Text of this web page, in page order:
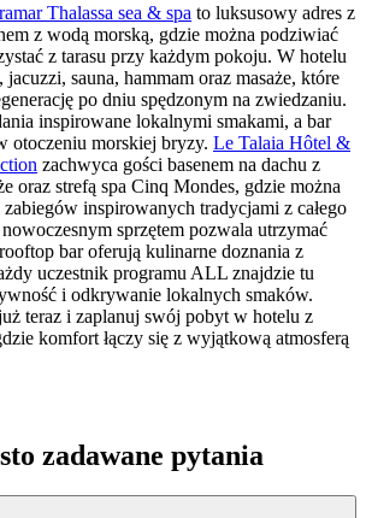
Thalassa sea & spa to luksusowy adres z
z wodą morską, gdzie można podziwiać
z tarasu przy każdym pokoju. W hotelu
jacuzzi, sauna, hammam oraz masaże, które
po dniu spędzonym na zwiedzaniu.
inspirowane lokalnymi smakami, a bar
otoczeniu morskiej bryzy. Le Talaia Hôtel &
zachwyca gości basenem na dachu z
oraz strefą spa Cinq Mondes, gdzie można
inspirowanych tradycjami z całego
sprzętem pozwala utrzymać
bar oferują kulinarne doznania z
uczestnik programu ALL znajdzie tu
i odkrywanie lokalnych smaków.
teraz i zaplanuj swój pobyt w hotelu z
komfort łączy się z wyjątkową atmosferą
zadawane pytania